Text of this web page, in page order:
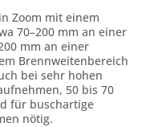
Zoom mit einem
70–200 mm an einer
mm an einer
Brennweitenbereich
bei sehr hohen
50 bis 70
für buschartige
nötig.